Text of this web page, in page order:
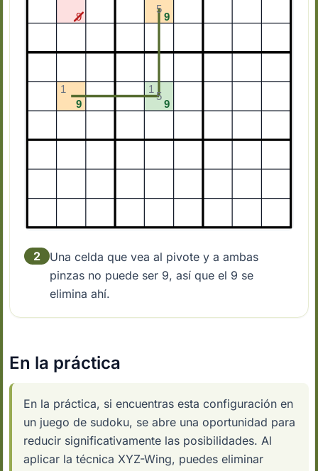
2
Una celda que vea al pivote y a ambas
pinzas no puede ser 9, así que el 9 se
elimina ahí.
En la práctica
En la práctica, si encuentras esta configuración en
un juego de sudoku, se abre una oportunidad para
reducir significativamente las posibilidades. Al
aplicar la técnica XYZ-Wing, puedes eliminar